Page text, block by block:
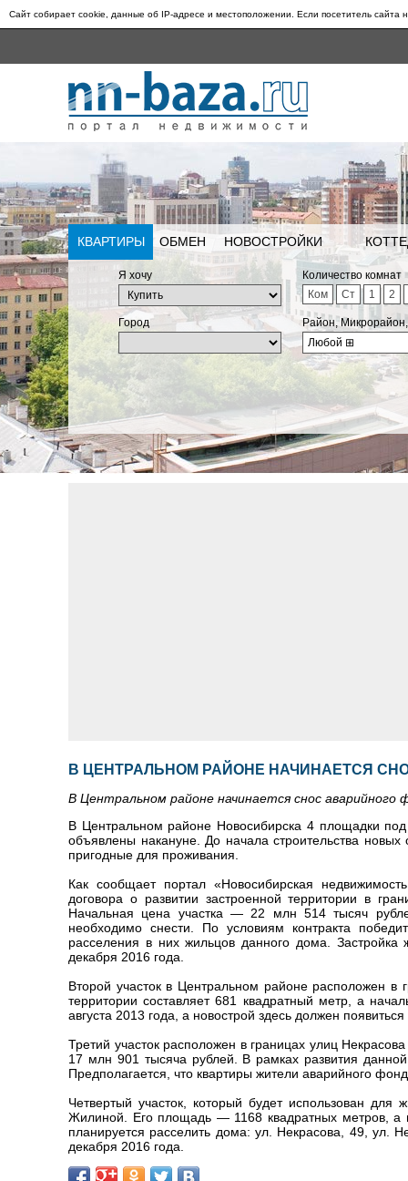
Сайт собирает cookie, данные об IP-адресе и местоположении. Если посетитель сайта
КВАРТИРЫ ОБМЕН НОВОСТРОЙКИ
Я хочу
Количество комнат
Ком
Ст 1 2
Город
Район,
Любой ⊞
В ЦЕНТРАЛЬНОМ РАЙОНЕ НАЧИНАЕТСЯ
В Центральном районе начинается снос аварийного
В Центральном районе Новосибирска 4 площадки
объявлены накануне. До начала строительства
пригодные для проживания.
Как сообщает портал «Новосибирская
договора о развитии застроенной территории в
Начальная цена участка — 22 млн 514 тысяч
необходимо снести. По условиям контракта
расселения в них жильцов данного дома.
декабря 2016 года.
Второй участок в Центральном районе расположен
территории составляет 681 квадратный метр, а
августа 2013 года, а новострой здесь должен
Третий участок расположен в границах улиц
17 млн 901 тысяча рублей. В рамках развития
Предполагается, что квартиры жители аварийного
Четвертый участок, который будет использован
Жилиной. Его площадь — 1168 квадратных метров, а
планируется расселить дома: ул. Некрасова, 49, ул.
декабря 2016 года.